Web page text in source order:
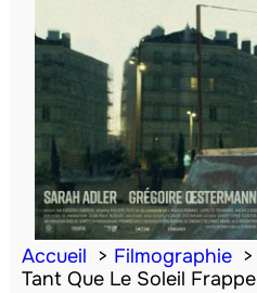
Accueil Filmographie
Tant Que Le Soleil Frappe